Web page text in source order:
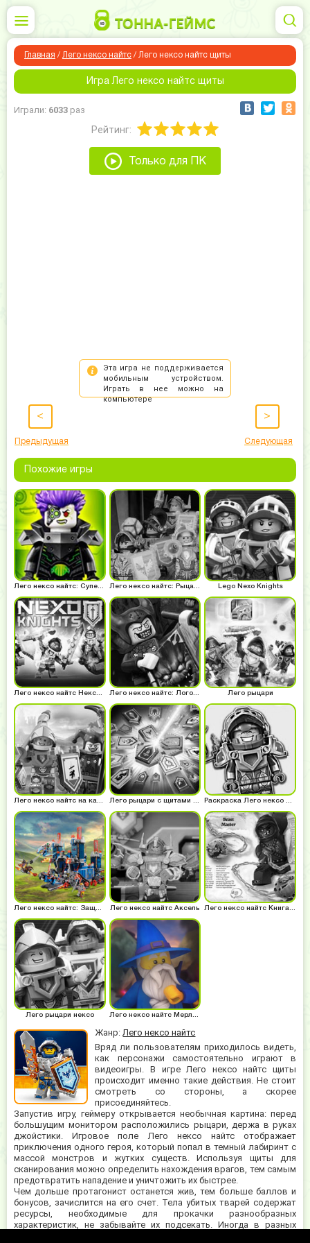
Главная / Лего нексо найтс / Лего нексо найтс щиты
Игра Лего нексо найтс щиты
Играли: 6033 раз
Рейтинг:
Только для ПК
<
Предыдущая
>
Следующая
Жанр:Лего нексо найтс
Вряд ли пользователям приходилось видеть,
как персонажи самостоятельно играют в
видеоигры. В игре Лего нексо найтс щиты
происходит именно такие действия. Не стоит
смотреть со стороны, а скорее
присоединяйтесь.
Запустив игру, геймеру открывается необычная картина: перед
большущим монитором расположились рыцари, держа в руках
джойстики. Игровое поле Лего нексо найтс отображает
приключения одного героя, который попал в темный лабиринт с
массой монстров и жутких существ. Используя щиты для
сканирования можно определить нахождения врагов, тем самым
предотвратить нападение и уничтожить их быстрее.
Чем дольше протагонист останется жив, тем больше баллов и
бонусов, зачислится на его счет. Тела убитых тварей содержат
ресурсы, необходимые для прокачки разнообразных
характеристик, не забывайте их подсекать. Иногда в разных
Похожие игры
Lego Nexo Knights
Лего нексо найтс Нексо сила Лего нексо найтс: Логово Джестро Лего рыцари
Лего нексо найтс на картинках Лего рыцари с щитами комбо Раскраска Лего нексо найтс
Лего нексо найтс Аксель
Лего рыцари нексо Лего нексо найтс Мерлок 2.0